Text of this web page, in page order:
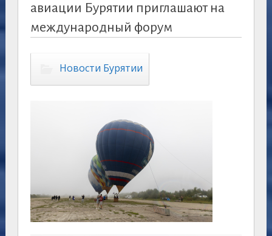
авиации Бурятии приглашают на
международный форум
Новости Бурятии